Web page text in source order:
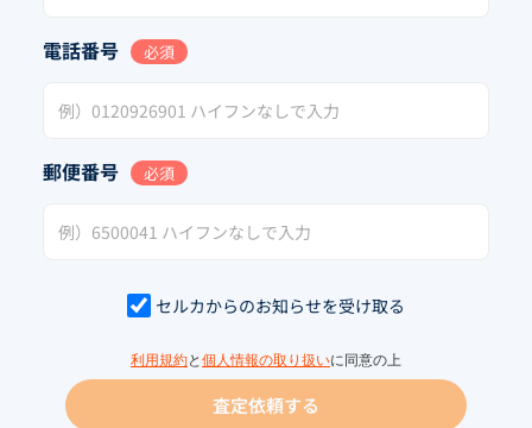
電話番号 必須
郵便番号 必須
セルカからのお知らせを受け取る
利用規約と 個人情報の取り扱いに同意の上
査定依頼する